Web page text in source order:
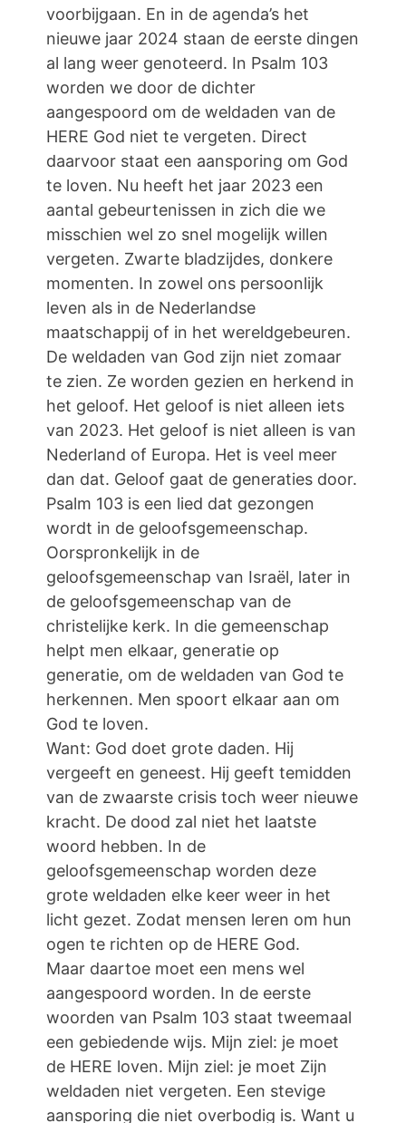
voorbijgaan. En in de agenda’s het
nieuwe jaar 2024 staan de eerste dingen
al lang weer genoteerd. In Psalm 103
worden we door de dichter
aangespoord om de weldaden van de
HERE God niet te vergeten. Direct
daarvoor staat een aansporing om God
te loven. Nu heeft het jaar 2023 een
aantal gebeurtenissen in zich die we
misschien wel zo snel mogelijk willen
vergeten. Zwarte bladzijdes, donkere
momenten. In zowel ons persoonlijk
leven als in de Nederlandse
maatschappij of in het wereldgebeuren.
De weldaden van God zijn niet zomaar
te zien. Ze worden gezien en herkend in
het geloof. Het geloof is niet alleen iets
van 2023. Het geloof is niet alleen is van
Nederland of Europa. Het is veel meer
dan dat. Geloof gaat de generaties door.
Psalm 103 is een lied dat gezongen
wordt in de geloofsgemeenschap.
Oorspronkelijk in de
geloofsgemeenschap van Israël, later in
de geloofsgemeenschap van de
christelijke kerk. In die gemeenschap
helpt men elkaar, generatie op
generatie, om de weldaden van God te
herkennen. Men spoort elkaar aan om
God te loven.
Want: God doet grote daden. Hij
vergeeft en geneest. Hij geeft temidden
van de zwaarste crisis toch weer nieuwe
kracht. De dood zal niet het laatste
woord hebben. In de
geloofsgemeenschap worden deze
grote weldaden elke keer weer in het
licht gezet. Zodat mensen leren om hun
ogen te richten op de HERE God.
Maar daartoe moet een mens wel
aangespoord worden. In de eerste
woorden van Psalm 103 staat tweemaal
een gebiedende wijs. Mijn ziel: je moet
de HERE loven. Mijn ziel: je moet Zijn
weldaden niet vergeten. Een stevige
aansporing die niet overbodig is. Want u